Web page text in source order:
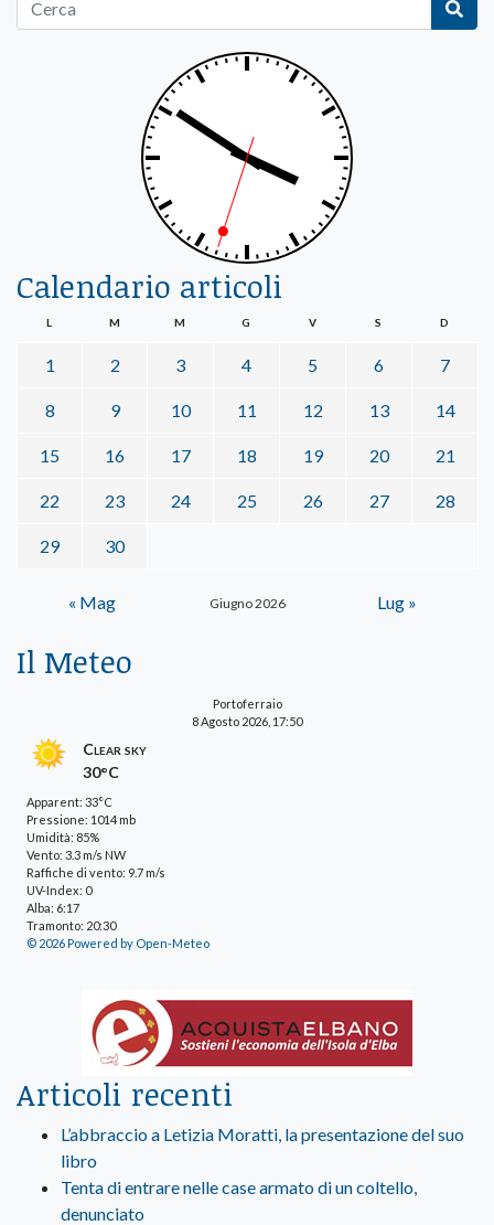
Calendario articoli
Giugno 2026
L M M G V S D
1 2 3 4 5 6 7
8 9 10 11 12 13 14
15 16 17 18 19 20 21
22 23 24 25 26 27 28
29 30
« Mag Lug »
Il Meteo
Portoferraio
8 Agosto 2026, 17:50
Clear sky
30°C
Apparent: 33°C
Pressione: 1014 mb
Umidità: 85%
Vento: 3.3 m/s NW
Raffiche di vento: 9.7 m/s
UV-Index: 0
Alba: 6:17
Tramonto: 20:30
© 2026 Powered by Open-Meteo
Articoli recenti
L’abbraccio a Letizia Moratti, la presentazione del suo
libro
Tenta di entrare nelle case armato di un coltello,
denunciato